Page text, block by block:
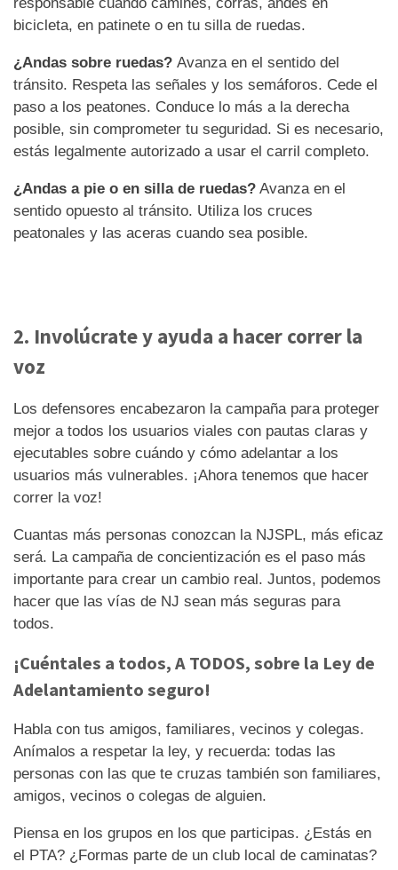
bicicleta, en patinete o en tu silla de ruedas.
¿Andas sobre ruedas? Avanza en el sentido del
tránsito. Respeta las señales y los semáforos. Cede el
paso a los peatones. Conduce lo más a la derecha
posible, sin comprometer tu seguridad. Si es necesario,
estás legalmente autorizado a usar el carril completo.
¿Andas a pie o en silla de ruedas? Avanza en el
sentido opuesto al tránsito. Utiliza los cruces
peatonales y las aceras cuando sea posible.
2. Involúcrate y ayuda a hacer correr la
voz
Los defensores encabezaron la campaña para proteger
mejor a todos los usuarios viales con pautas claras y
ejecutables sobre cuándo y cómo adelantar a los
usuarios más vulnerables. ¡Ahora tenemos que hacer
correr la voz!
Cuantas más personas conozcan la NJSPL, más eficaz
será. La campaña de concientización es el paso más
importante para crear un cambio real. Juntos, podemos
hacer que las vías de NJ sean más seguras para
todos.
¡Cuéntales a todos, A TODOS, sobre la Ley de
Adelantamiento seguro!
Habla con tus amigos, familiares, vecinos y colegas.
Anímalos a respetar la ley, y recuerda: todas las
personas con las que te cruzas también son familiares,
amigos, vecinos o colegas de alguien.
Piensa en los grupos en los que participas. ¿Estás en
el PTA? ¿Formas parte de un club local de caminatas?